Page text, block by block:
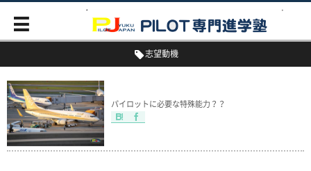
志望動機
パイロットに必要な特殊能力？？